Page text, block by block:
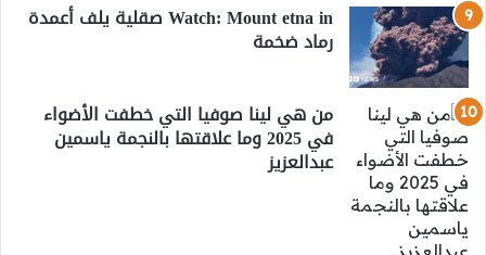
Watch: Mount etna in صقلية يلف أعمدة
رماد ضخمة
من هي لينا صوفيا التي خطفت الأضواء
في 2025 وما علاقتها بالنجمة ياسمين
عبدالعزيز